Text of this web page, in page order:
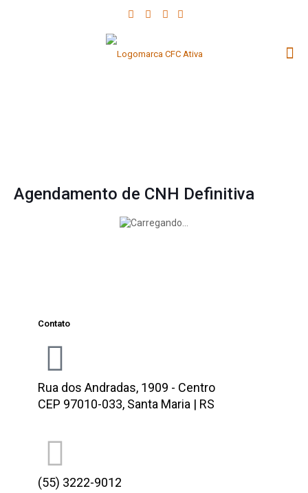
Agendamento de CNH Definitiva
Contato
Rua dos Andradas, 1909 - Centro
CEP 97010-033, Santa Maria | RS
(55) 3222-9012